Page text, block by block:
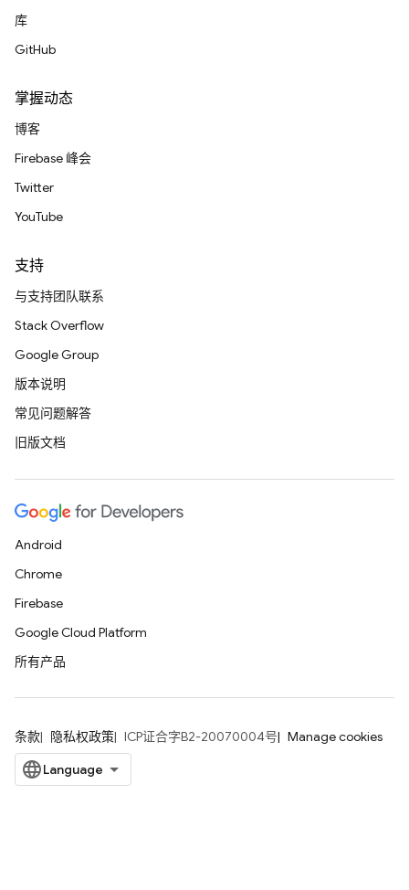
库
GitHub
掌握动态
博客
Firebase 峰会
Twitter
YouTube
支持
与支持团队联系
Stack Overflow
Google Group
版本说明
常见问题解答
旧版文档
Android
Chrome
Firebase
Google Cloud Platform
所有产品
条款 隐私权政策 ICP证合字B2-20070004号 Manage cookies